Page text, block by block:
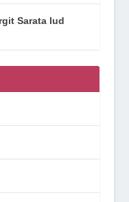
Sarata lud